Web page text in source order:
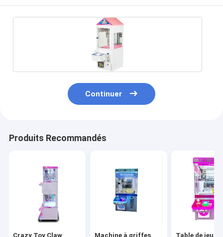
À la maison
Produits
À propos de nous
Continuer
Produits Recommandés
Crazy Toy Claw Machine à griffes Table de jeu